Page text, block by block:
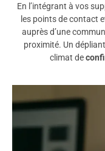
En l’intégrant à vos
les points de contact
auprès d’une
proximité. Un
climat de